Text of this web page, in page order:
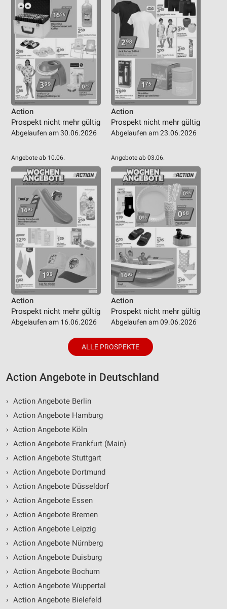
Action
Prospekt nicht mehr gültig
Abgelaufen am 30.06.2026
Action
Prospekt nicht mehr gültig
Abgelaufen am 23.06.2026
Angebote ab 10.06.
Action
Prospekt nicht mehr gültig
Abgelaufen am 16.06.2026
Angebote ab 03.06.
Action
Prospekt nicht mehr gültig
Abgelaufen am 09.06.2026
ALLE PROSPEKTE
Action Angebote in Deutschland
› Action Angebote Berlin
› Action Angebote Hamburg
› Action Angebote Köln
› Action Angebote Frankfurt (Main)
› Action Angebote Stuttgart
› Action Angebote Dortmund
› Action Angebote Düsseldorf
› Action Angebote Essen
› Action Angebote Bremen
› Action Angebote Leipzig
› Action Angebote Nürnberg
› Action Angebote Duisburg
› Action Angebote Bochum
› Action Angebote Wuppertal
› Action Angebote Bielefeld